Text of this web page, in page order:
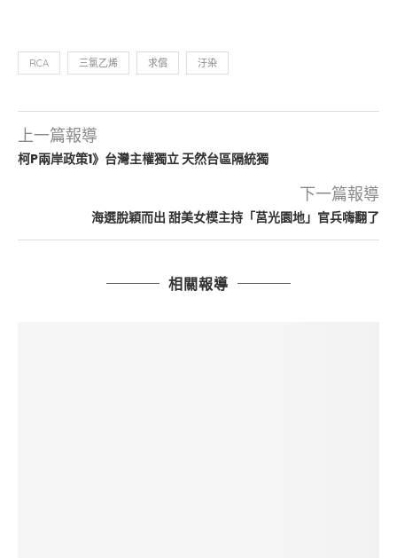
RCA 三氯乙烯 求償 汙染
上一篇報導
柯P兩岸政策1》台灣主權獨立 天然台區隔統獨
下一篇報導
海選脫穎而出 甜美女模主持「莒光園地」官兵嗨翻了
相關報導